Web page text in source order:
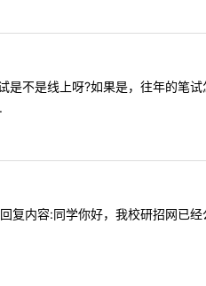
不是线上呀?如果是，往年的笔试
内容:同学你好，我校研招网已经